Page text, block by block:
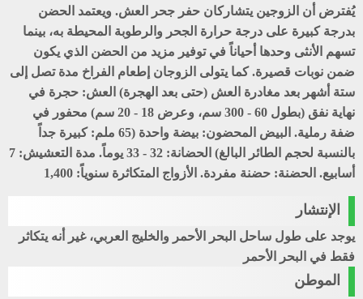
يُفترض أن الزوجين يتشاركان حفر جحر العش. ويعتمد الحضن
بدرجة كبيرة على درجة حرارة الجحر والرطوبة المحيطة به، بينما
تسهم الأنثى وحدها أحياناً في توفير مزيد من الحضن الذي يكون
ضمن نوبات قصيرة. كما يتولى الزوجان إطعام الفراخ مدة تصل إلى
ستة أشهر بعد مغادرة العش (حتى بعد الهجرة) العش: حجرة في
نهاية نفق (بطول 60 - 300 سم، وعرض 18 - 20 سم) محفور في
ضفة رملية. البيض المحضون: بيضة واحدة (65 ملم: كبيرة جداً
بالنسبة لحجم الطائر البالغ) الحضانة: 32 - 33 يوماً. مدة التعشيش: 7
أسابيع. الحضنة: حضنة مفردة. الأزواج المتكاثرة سنوياً: 1,400
الإنتشار
يوجد على طول ساحل البحر الأحمر والخليج العربي، غير أنه يتكاثر
فقط في البحر الأحمر
الموطن